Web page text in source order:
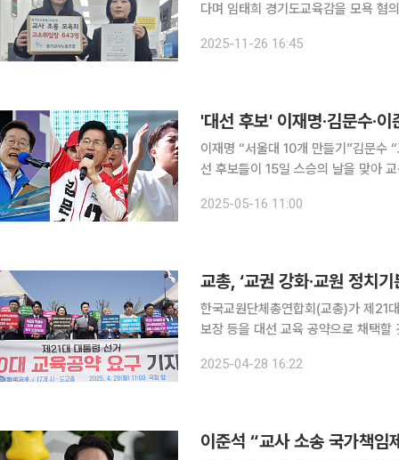
다며 임태희 경기도교육감을 모욕 혐
따르면 노조는 25일 경기지역 교사
2025-11-26 16:45
'대선 후보' 이재명·김문수·
이재명 “서울대 10개 만들기”김문수 “
선 후보들이 15일 스승의 날을 맞아
3 주체'가 만족할 수 있는 환경을 조성
2025-05-16 11:00
교총, ‘교권 강화·교원 정치
한국교원단체총연합회(교총)가 제21
보장 등을 대선 교육 공약으로 채택할 것을 제안했다. 28일 교총은
출생 극복 △교권 보호 9대 핵심과제
2025-04-28 16:22
이준석 “교사 소송 국가책임